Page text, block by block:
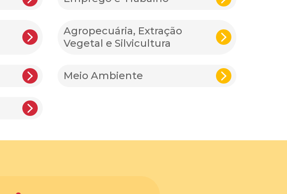
Agropecuária, Extração
Vegetal e Silvicultura
Meio Ambiente